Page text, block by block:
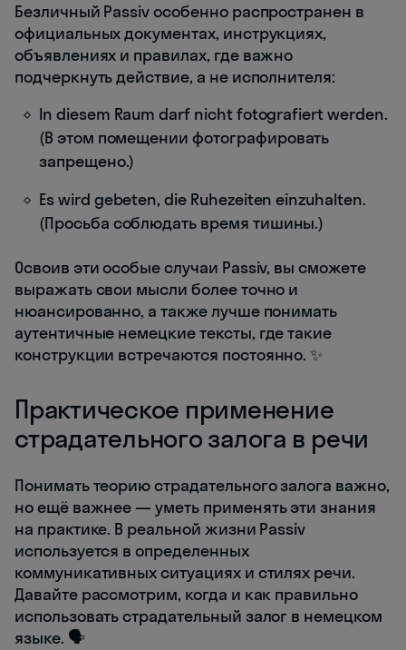
Безличный Passiv особенно распространен в
официальных документах, инструкциях,
объявлениях и правилах, где важно
подчеркнуть действие, а не исполнителя:
In diesem Raum darf nicht fotografiert werden.
(В этом помещении фотографировать
запрещено.)
Es wird gebeten, die Ruhezeiten einzuhalten.
(Просьба соблюдать время тишины.)
Освоив эти особые случаи Passiv, вы сможете
выражать свои мысли более точно и
нюансированно, а также лучше понимать
аутентичные немецкие тексты, где такие
конструкции встречаются постоянно. ✨
Практическое применение
страдательного залога в речи
Понимать теорию страдательного залога важно,
но ещё важнее — уметь применять эти знания
на практике. В реальной жизни Passiv
используется в определенных
коммуникативных ситуациях и стилях речи.
Давайте рассмотрим, когда и как правильно
использовать страдательный залог в немецком
языке. 🗣️